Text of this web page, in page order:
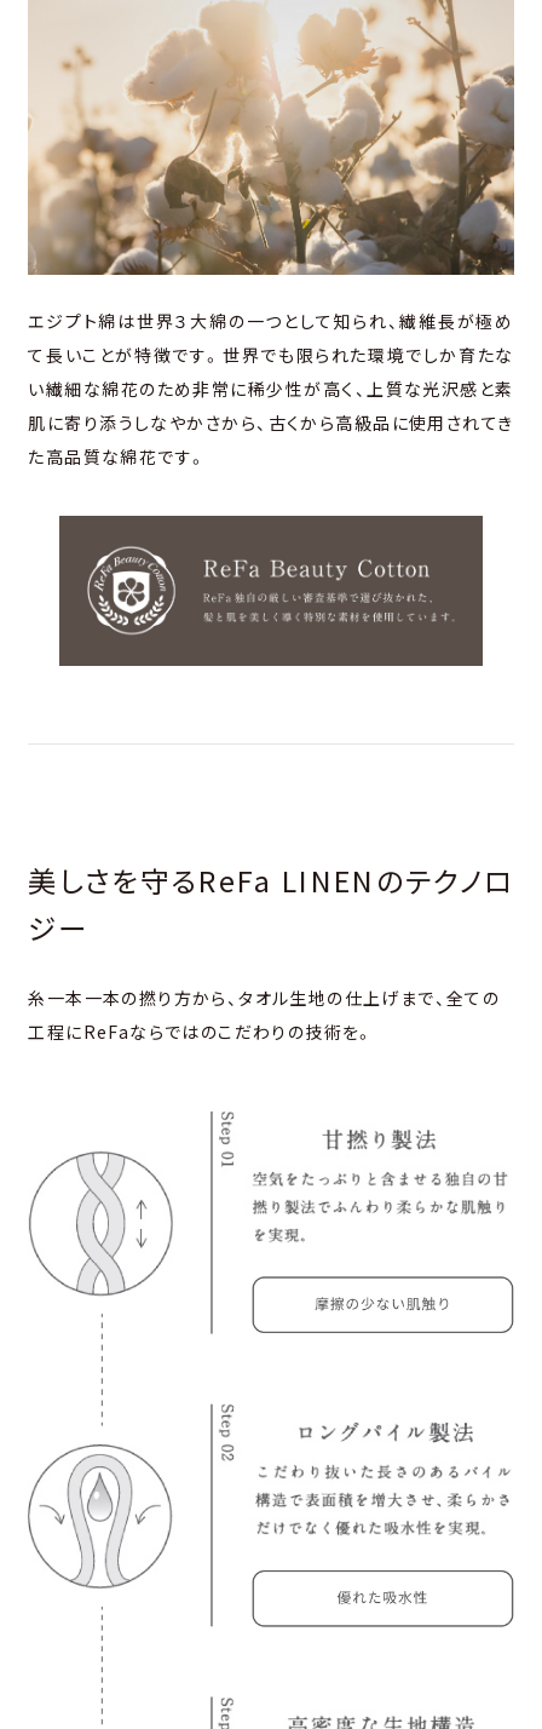
エジプト綿は世界３大綿の一つとして知られ、繊維長が極め
て長いことが特徴です。世界でも限られた環境でしか育たな
い繊細な綿花のため非常に稀少性が高く、上質な光沢感と素
肌に寄り添うしなやかさから、古くから高級品に使用されてき
た高品質な綿花です。
美しさを守るReFa LINENのテクノロ
ジー
糸一本一本の撚り方から、タオル生地の仕上げまで、全ての
工程にReFaならではのこだわりの技術を。